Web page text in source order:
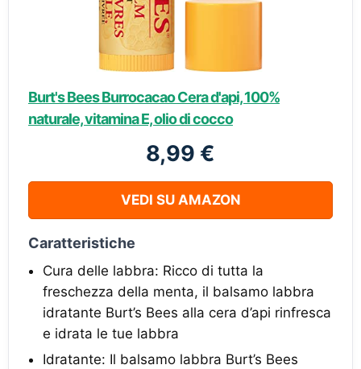
Burt's Bees Burrocacao Cera d'api, 100%
naturale, vitamina E, olio di cocco
8,99 €
VEDI SU AMAZON
Caratteristiche
Cura delle labbra: Ricco di tutta la
freschezza della menta, il balsamo labbra
idratante Burt’s Bees alla cera d’api rinfresca
e idrata le tue labbra
Idratante: Il balsamo labbra Burt’s Bees